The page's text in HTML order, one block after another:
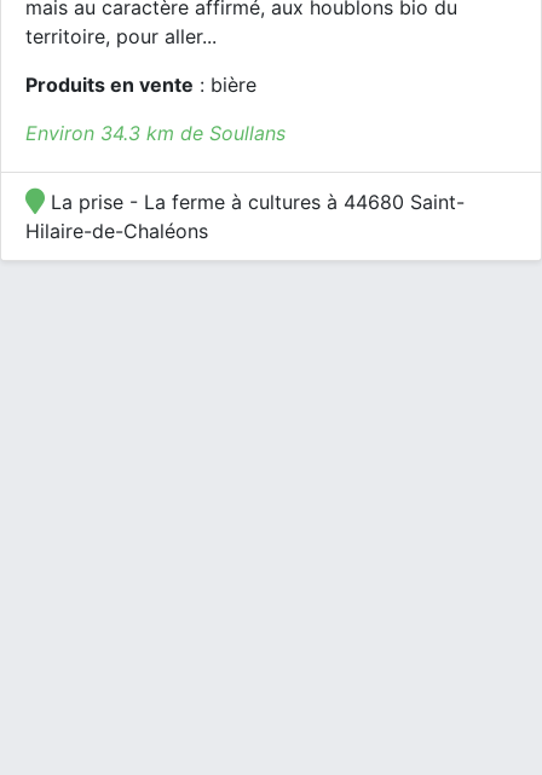
mais au caractère affirmé, aux houblons bio du
territoire, pour aller...
Produits en vente : bière
Environ 34.3 km de Soullans
La prise - La ferme à cultures à 44680 Saint-
Hilaire-de-Chaléons